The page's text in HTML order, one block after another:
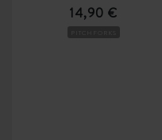
14,90 €